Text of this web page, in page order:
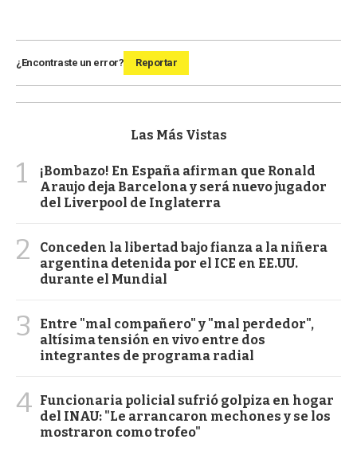
¿Encontraste un error? Reportar
Las Más Vistas
1
¡Bombazo! En España afirman que Ronald
Araujo deja Barcelona y será nuevo jugador
del Liverpool de Inglaterra
2
Conceden la libertad bajo fianza a la niñera
argentina detenida por el ICE en EE.UU.
durante el Mundial
3
Entre "mal compañero" y "mal perdedor",
altísima tensión en vivo entre dos
integrantes de programa radial
4 Funcionaria policial sufrió golpiza en hogar
del INAU: "Le arrancaron mechones y se los
mostraron como trofeo"